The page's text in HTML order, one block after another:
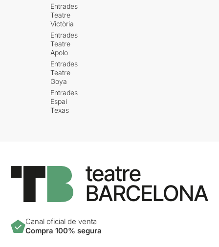
Entrades
Teatre
Victòria
Entrades
Teatre
Apolo
Entrades
Teatre
Goya
Entrades
Espai
Texas
Canal oficial de venta
Compra 100% segura